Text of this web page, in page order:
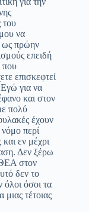
του
να
ως πρώην
επειδή
που
επισκεφτεί
για να
και στον
πολύ
έχουν
περί
εν μέχρι
Δεν ξέρω
στον
δεν το
όλοι όσοι τα
τέτοιας